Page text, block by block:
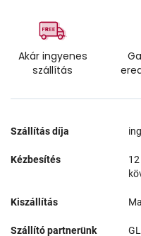
Akár ingyenes
szállítás
Szállítás díja
Kézbesítés
Kiszállítás
Szállító partnerünk